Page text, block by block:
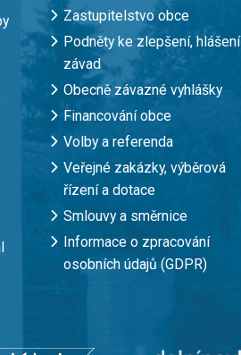
Zastupitelstvo obce
Podněty ke zlepšení, hlášení
závad
Obecně závazné vyhlášky
Financování obce
Volby a referenda
Veřejné zakázky, výběrová
řízení a dotace
Smlouvy a směrnice
Informace o zpracování
osobních údajů (GDPR)